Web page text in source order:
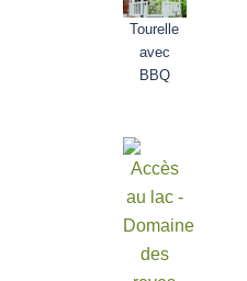
Tourelle
avec
BBQ